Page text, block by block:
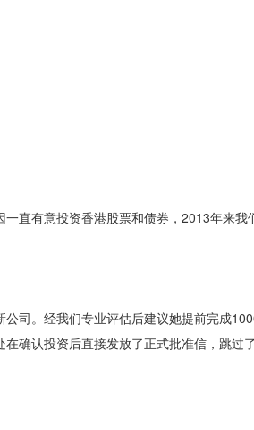
有意投资香港股票和债券，2013年来我
。经我们专业评估后建议她提前完成
确认投资后直接发放了正式批准信，跳过